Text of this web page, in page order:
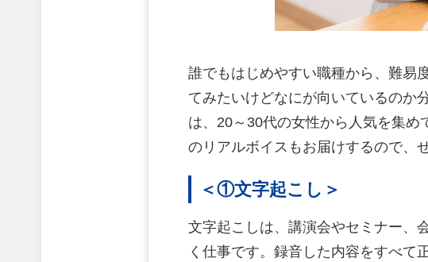
誰でもはじめやすい職種から、難易
てみたいけどなにが向いているのか
は、20～30代の女性から人気を集め
のリアルボイスもお届けするので、
＜①文字起こし＞
文字起こしは、講演会やセミナー、
く仕事です。録音した内容をすべて